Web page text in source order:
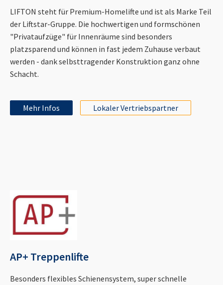
LIFTON steht für Premium-Homelifte und ist als Marke Teil
der Liftstar-Gruppe. Die hochwertigen und formschönen
"Privataufzüge" für Innenräume sind besonders
platzsparend und können in fast jedem Zuhause verbaut
werden - dank selbsttragender Konstruktion ganz ohne
Schacht.
Mehr Infos Lokaler Vertriebspartner
AP+ Treppenlifte
Besonders flexibles Schienensystem, super schnelle